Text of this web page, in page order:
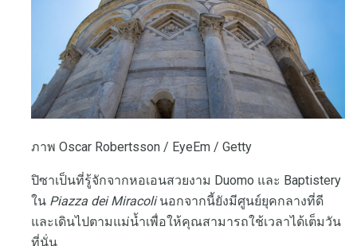
ภาพ Oscar Robertsson / EyeEm / Getty
ปิซาเป็นที่รู้จักจากหอเอนสวยงาม Duomo และ Baptistery
ใน Piazza dei Miracoliนอกจากนี้ยังมีศูนย์ยุคกลางที่ดี
และเดินไปตามแม่น้ำเพื่อให้คุณสามารถใช้เวลาได้เต็มวัน
ที่นั่น